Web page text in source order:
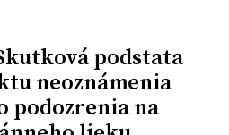
podstata
neoznámenia
podozrenia na